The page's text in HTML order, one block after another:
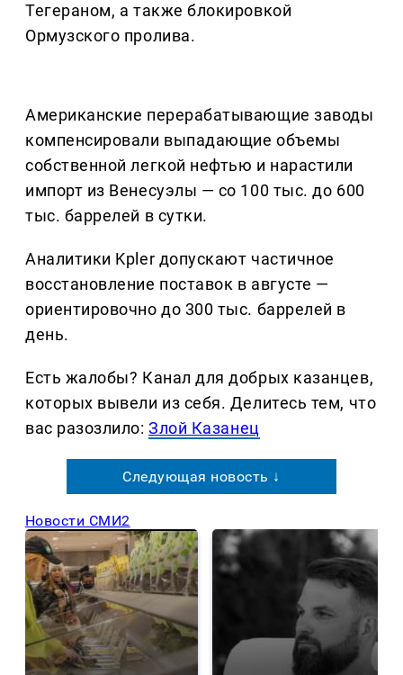
Тегераном, а также блокировкой
Ормузского пролива.
Американские перерабатывающие заводы
компенсировали выпадающие объемы
собственной легкой нефтью и нарастили
импорт из Венесуэлы — со 100 тыс. до 600
тыс. баррелей в сутки.
Аналитики Kpler допускают частичное
восстановление поставок в августе —
ориентировочно до 300 тыс. баррелей в
день.
Есть жалобы? Канал для добрых казанцев,
которых вывели из себя. Делитеcь тем, что
вас разозлило:Злой Казанец
Следующая новость ↓
Новости СМИ2